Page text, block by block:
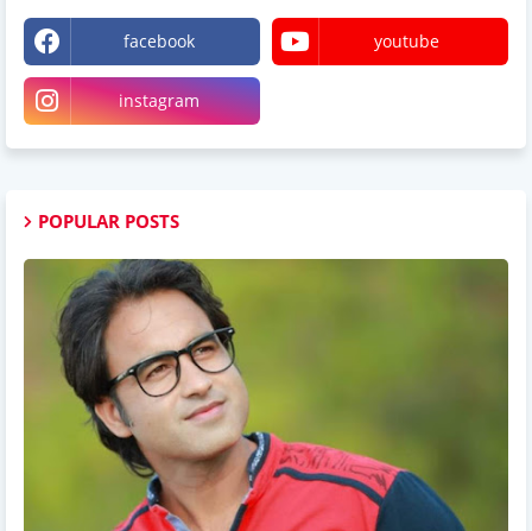
facebook youtube
instagram
POPULAR POSTS